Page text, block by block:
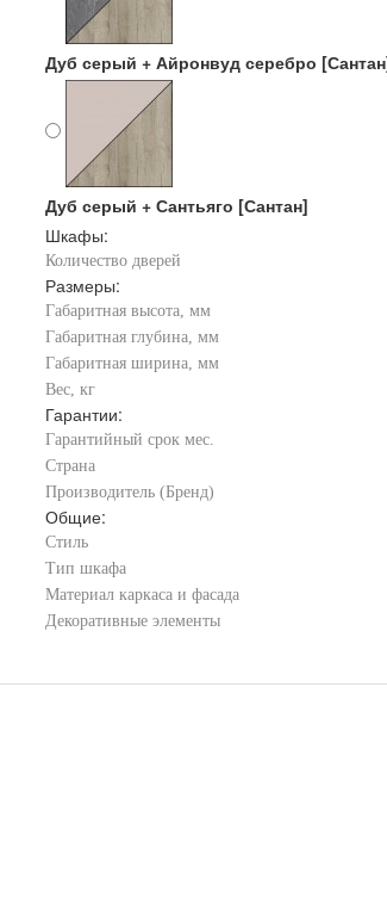
Дуб серый + Айронвуд серебро
Дуб серый + Сантьяго [Сантан]
Шкафы:
Количество дверей
Размеры:
Габаритная высота, мм
Габаритная глубина, мм
Габаритная ширина, мм
Вес, кг
Гарантии:
Гарантийный срок мес.
Страна
Производитель (Бренд)
Общие:
Стиль
Тип шкафа
Материал каркаса и фасада
Декоративные элементы